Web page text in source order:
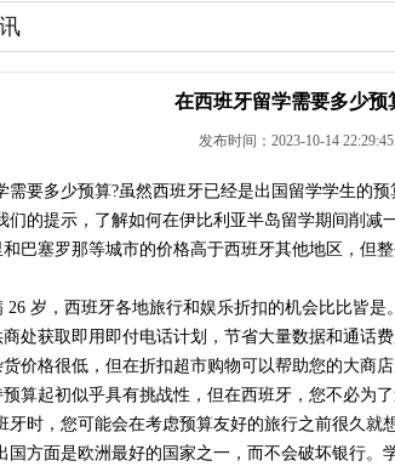
在西班牙留学需要多少预
发布时间：2023-10-14 22:29:45
需要多少预算?虽然西班牙已经是出国留学学生的
们的提示，了解如何在伊比利亚半岛留学期间削减
和巴塞罗那等城市的价格高于西班牙其他地区，但
26 岁，西班牙各地旅行和娱乐折扣的机会比比皆是。
处获取即用即付电话计划，节省大量数据和通话费
价格很低，但在折扣超市购物可以帮助您的大商店
预算起初似乎具有挑战性，但在西班牙，您不必为
牙时，您可能会在考虑预算友好的旅行之前很久就
国方面是欧洲最好的国家之一，而不会破坏银行。